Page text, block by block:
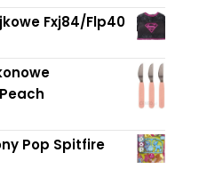
Fxj84/Flp40
Pop Spitfire